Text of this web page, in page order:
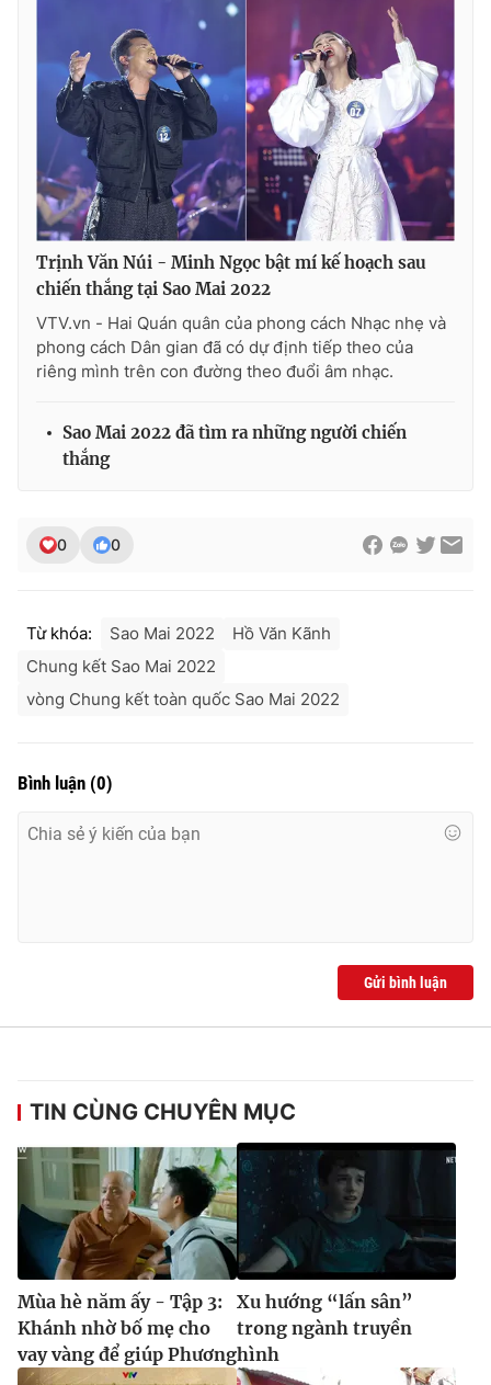
Trịnh Văn Núi - Minh Ngọc bật mí kế hoạch sau
chiến thắng tại Sao Mai 2022
VTV.vn - Hai Quán quân của phong cách Nhạc nhẹ và
phong cách Dân gian đã có dự định tiếp theo của
riêng mình trên con đường theo đuổi âm nhạc.
Sao Mai 2022 đã tìm ra những người chiến
thắng
0 0
Từ khóa: Sao Mai 2022
Hồ Văn Kãnh
Chung kết Sao Mai 2022
vòng Chung kết toàn quốc Sao Mai 2022
Bình luận (0)
Gửi bình luận
TIN CÙNG CHUYÊN MỤC
Mùa hè năm ấy - Tập 3:
Khánh nhờ bố mẹ cho
vay vàng để giúp Phương
Xu hướng “lấn sân”
trong ngành truyền
hình